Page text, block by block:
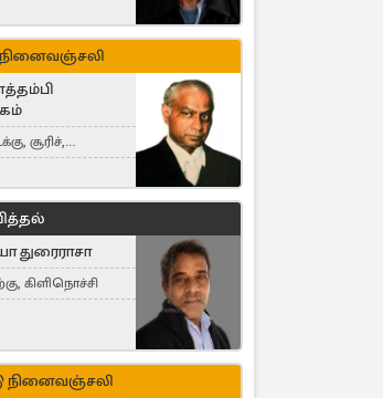
சூரிச்,
துரைராசா
கிளிநொச்சி
நினைவஞ்சலி